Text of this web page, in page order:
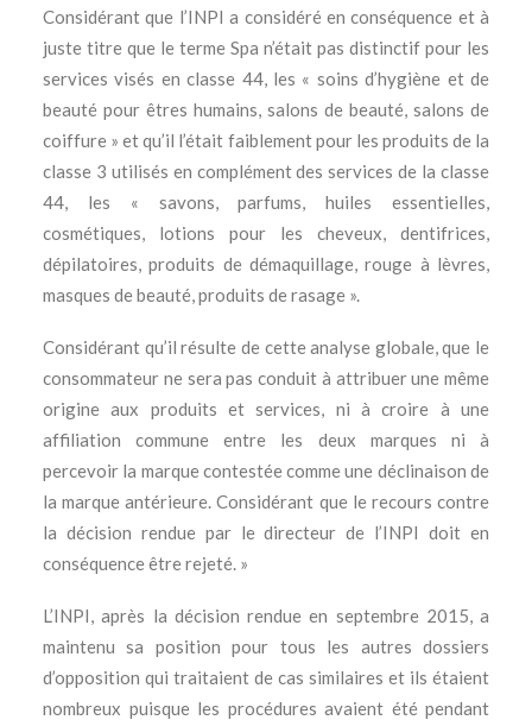
Considérant que l’INPI a considéré en conséquence et à
juste titre que le terme Spa n’était pas distinctif pour les
services visés en classe 44, les « soins d’hygiène et de
beauté pour êtres humains, salons de beauté, salons de
coiffure » et qu’il l’était faiblement pour les produits de la
classe 3 utilisés en complément des services de la classe
44, les « savons, parfums, huiles essentielles,
cosmétiques, lotions pour les cheveux, dentifrices,
dépilatoires, produits de démaquillage, rouge à lèvres,
masques de beauté, produits de rasage ».
Considérant qu’il résulte de cette analyse globale, que le
consommateur ne sera pas conduit à attribuer une même
origine aux produits et services, ni à croire à une
affiliation commune entre les deux marques ni à
percevoir la marque contestée comme une déclinaison de
la marque antérieure. Considérant que le recours contre
la décision rendue par le directeur de l’INPI doit en
conséquence être rejeté. »
L’INPI, après la décision rendue en septembre 2015, a
maintenu sa position pour tous les autres dossiers
d’opposition qui traitaient de cas similaires et ils étaient
nombreux puisque les procédures avaient été pendant